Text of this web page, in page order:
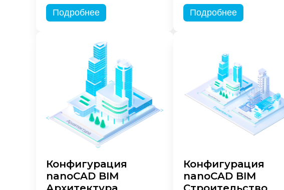
Подробнее Подробнее
Конфигурация
nanoCAD BIM
Конфигурация
nanoCAD BIM